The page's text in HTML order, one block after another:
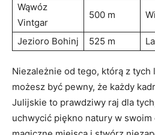
Wąwóz
Vintgar
500 m
Jezioro Bohinj 525 m
Niezależnie⁤ od tego, którą z
możesz być pewny, że każdy
Julijskie to prawdziwy raj dla‍
uchwycić piękno natury w